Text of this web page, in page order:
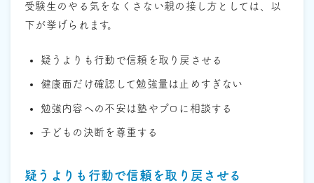
受験生のやる気をなくさない親の接し方としては、以
下が挙げられます。
疑うよりも行動で信頼を取り戻させる
健康面だけ確認して勉強量は止めすぎない
勉強内容への不安は塾やプロに相談する
子どもの決断を尊重する
疑うよりも行動で信頼を取り戻させる